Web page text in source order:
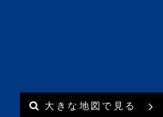
大きな地図で見る